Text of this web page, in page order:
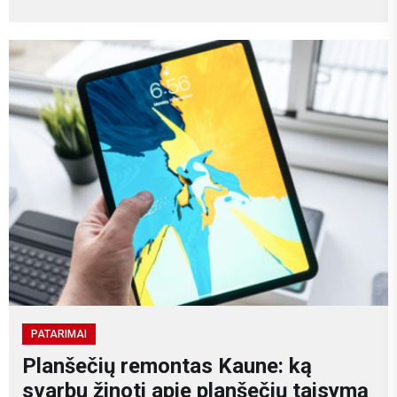
PATARIMAI
Planšečių remontas Kaune: ką
svarbu žinoti apie planšečių taisymą